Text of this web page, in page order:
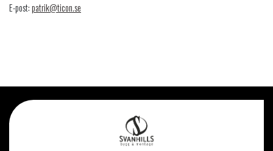
E-post:patrik@ticon.se